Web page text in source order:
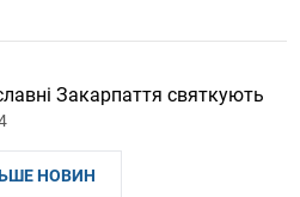
Закарпаття святкують
НОВИН